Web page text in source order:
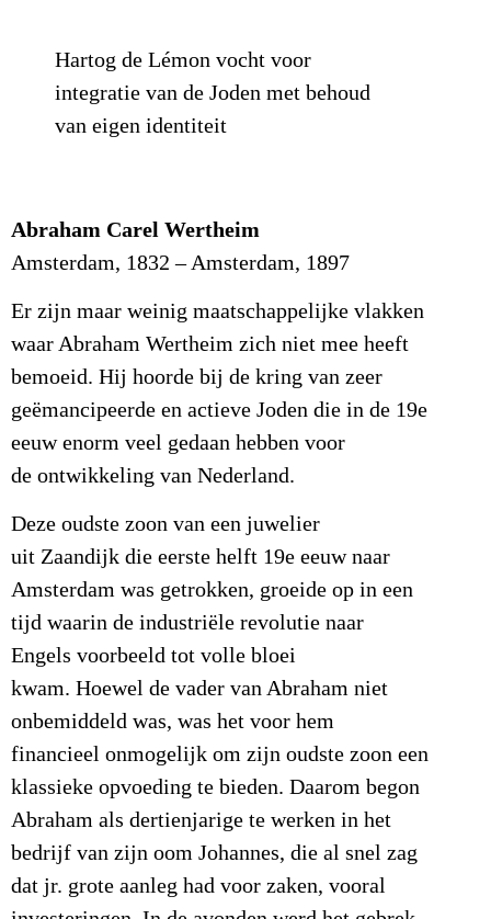
Hartog de Lémon vocht voor
integratie van de Joden met behoud
van eigen identiteit
Abraham Carel Wertheim
Amsterdam, 1832 – Amsterdam, 1897
Er zijn maar weinig maatschappelijke vlakken
waar Abraham Wertheim zich niet mee heeft
bemoeid. Hij hoorde bij de kring van zeer
geëmancipeerde en actieve Joden die in de 19e
eeuw enorm veel gedaan hebben voor
de ontwikkeling van Nederland.
Deze oudste zoon van een juwelier
uit Zaandijk die eerste helft 19e eeuw naar
Amsterdam was getrokken, groeide op in een
tijd waarin de industriële revolutie naar
Engels voorbeeld tot volle bloei
kwam. Hoewel de vader van Abraham niet
onbemiddeld was, was het voor hem
financieel onmogelijk om zijn oudste zoon een
klassieke opvoeding te bieden. Daarom begon
Abraham als dertienjarige te werken in het
bedrijf van zijn oom Johannes, die al snel zag
dat jr. grote aanleg had voor zaken, vooral